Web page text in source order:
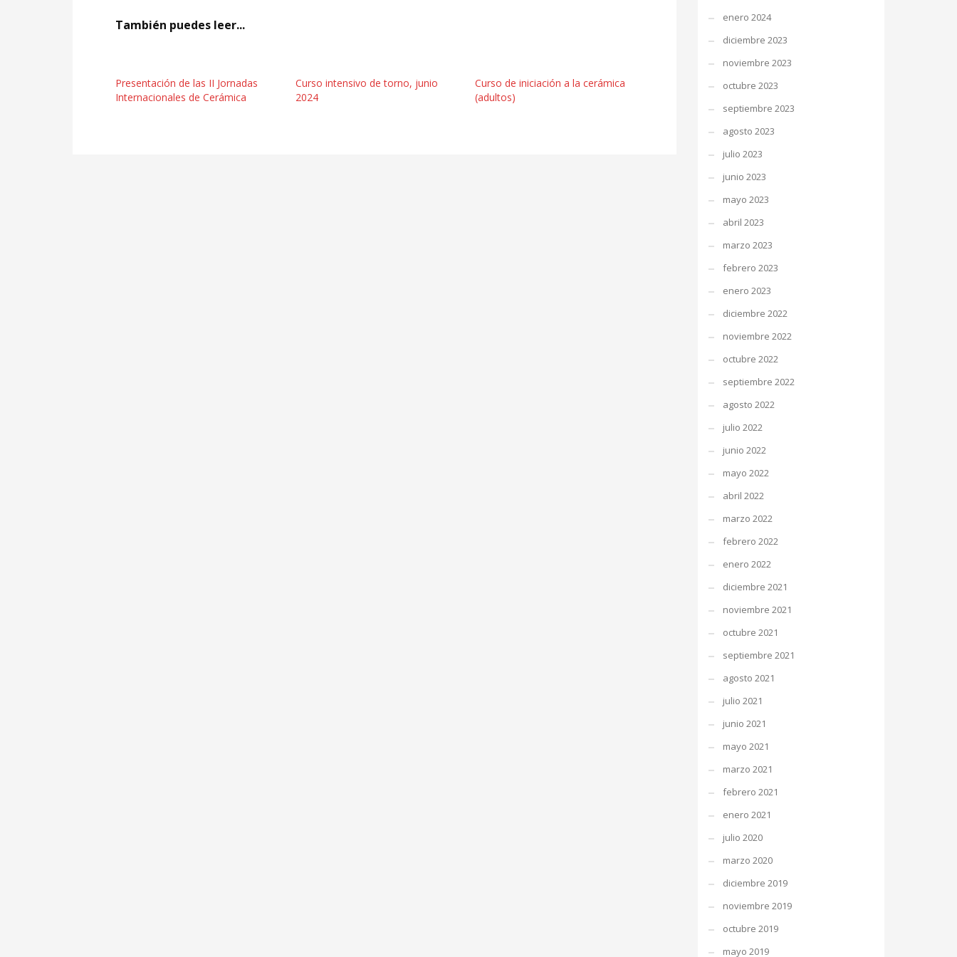
También puedes leer...
Presentación de las II Jornadas
Internacionales de Cerámica
Curso intensivo de torno, junio
2024
Curso de iniciación a la cerámica
(adultos)
enero 2024
diciembre 2023
noviembre 2023
octubre 2023
septiembre 2023
agosto 2023
julio 2023
junio 2023
mayo 2023
abril 2023
marzo 2023
febrero 2023
enero 2023
diciembre 2022
noviembre 2022
octubre 2022
septiembre 2022
agosto 2022
julio 2022
junio 2022
mayo 2022
abril 2022
marzo 2022
febrero 2022
enero 2022
diciembre 2021
noviembre 2021
octubre 2021
septiembre 2021
agosto 2021
julio 2021
junio 2021
mayo 2021
marzo 2021
febrero 2021
enero 2021
julio 2020
marzo 2020
diciembre 2019
noviembre 2019
octubre 2019
mayo 2019